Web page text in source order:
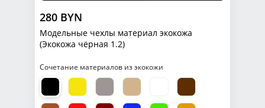
280 BYN
Модельные чехлы материал экокожа
(Экокожа чёрная 1.2)
Сочетание материалов из экокожи